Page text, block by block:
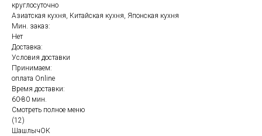
круглосуточно
Азиатская кухня, Китайская кухня, Японская кухня
Мин. заказ:
Нет
Доставка:
Условия доставки
Принимаем:
оплата Online
Время доставки:
60-80 мин.
Смотреть полное меню
(12)
ШашлычОК